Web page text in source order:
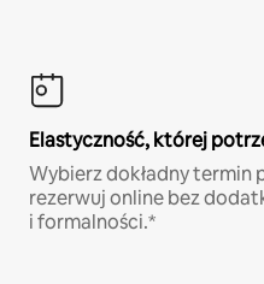
Elastyczność, której
Wybierz dokładny termin
rezerwuj online bez
i formalności.*